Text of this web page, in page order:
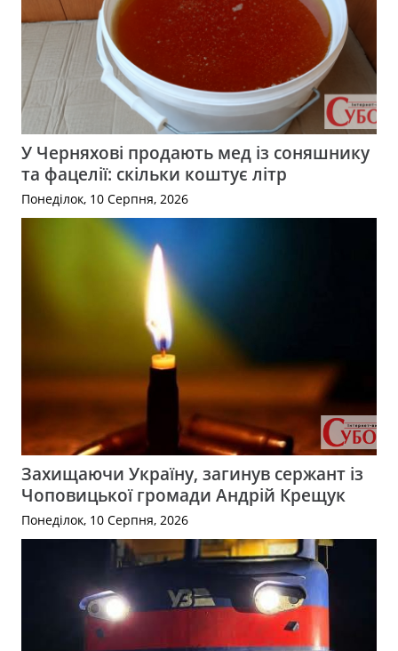
У Черняхові продають мед із соняшнику
та фацелії: скільки коштує літр
Понеділок, 10 Серпня, 2026
Захищаючи Україну, загинув сержант із
Чоповицької громади Андрій Крещук
Понеділок, 10 Серпня, 2026